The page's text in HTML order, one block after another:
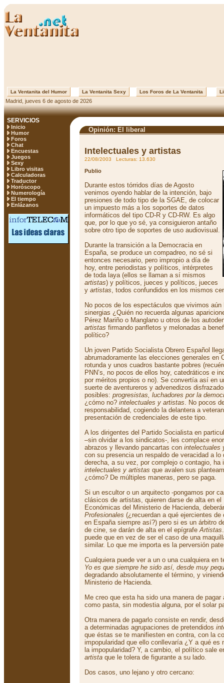
La Ventanita del Humor La Ventanita Sexy Los Foros de La Ventanita
Madrid, jueves 6 de agosto de 2026
SERVICIOS
Inicio
Humor
Foros
Chat
Encuestas
Juegos
Sexy
Libro visitas
Calculadoras
Traductor
Horóscopo
Numerología
El tiempo
Enlázanos
Opinión: El liberal
Intelectuales y artistas
22/08/2003 Lecturas: 13.630
Publio
Durante estos tórridos días de Agosto
venimos oyendo hablar de la intención, bajo
presiones de todo tipo de la SGAE, de colocar
un impuesto más a los soportes de datos
informáticos del tipo CD-R y CD-RW. Es algo
que, por lo que yo sé, ya consiguieron antaño
sobre otro tipo de soportes de uso audiovisual.
Durante la transición a la Democracia en
España, se produce un compadreo, no sé si
entonces necesario, pero impropio a día de
hoy, entre periodistas y políticos, intérpretes
de toda laya (ellos se llaman a sí mismos
artistas) y políticos, jueces y políticos, jueces
y artistas, todos confundidos en los mismos
No pocos de los espectáculos que vivimos
sinergias ¿Quién no recuerda algunas
Pérez Mariño o Manglano u otros de los
artistas firmando panfletos y melonadas a
político?
Un joven Partido Socialista Obrero Español
abrumadoramente las elecciones generales en
rotunda y unos cuadros bastante pobres
PNN’s, no pocos de ellos hoy, catedráticos e
por méritos propios o no). Se convertía así en
suerte de aventureros y advenedizos
posibles: progresistas, luchadores por la
¿cómo no? intelectuales y artistas. No pocos
responsabilidad, cogiendo la delantera a
presentación de credenciales de este tipo.
A los dirigentes del Partido Socialista en
–sin olvidar a los sindicatos-, les complace
abrazos y llevando pancartas con intelectuales
con su presencia un respaldo de veracidad a
derecha, a su vez, por complejo o contagio, ha
intelectuales y artistas que avalen sus
¿cómo? De múltiples maneras, pero se paga.
Si un escultor o un arquitecto -pongamos por
clásicos de artistas, quieren darse de alta en
Económicas del Ministerio de Hacienda,
Profesionales (¿recuerdan a qué ejercientes
en España siempre así?) pero si es un árbitro
de cine, se darán de alta en el epígrafeArtistas
puede que en vez de ser el caso de una
similar. Lo que me importa es la perversión
Cualquiera puede ver a un o una cualquiera en
Yo es que siempre he sido así, desde muy
degradando absolutamente el término, y
Ministerio de Hacienda.
Me creo que esta ha sido una manera de
como pasta, sin modestia alguna, por el solar
Otra manera de pagarlo consiste en rendir,
a determinadas agrupaciones de pretendidos
que éstas se te manifiesten en contra, con la
impopularidad que ello conllevaría ¿Y a qué es
la impopularidad? Y, a cambio, el político sale
artista que le tolera de figurante a su lado.
Dos casos, uno lejano y otro cercano: